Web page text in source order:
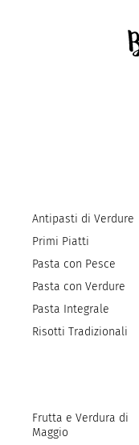
Antipasti di Verdure
Primi Piatti
Pasta con Pesce
Pasta con Verdure
Pasta Integrale
Risotti Tradizionali
Frutta e Verdura di
Maggio